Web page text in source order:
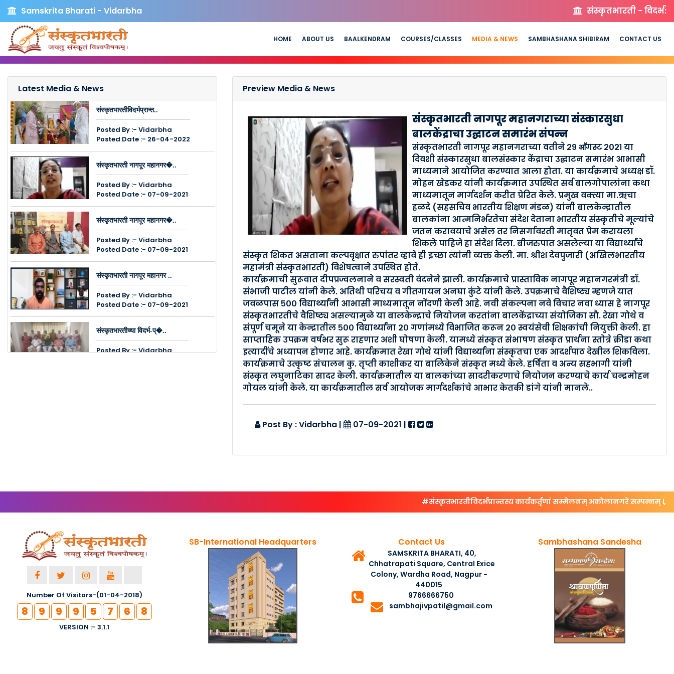
Samskrita Bharati - Vidarbha संस्कृतभारती - विदर्भ:
HOME ABOUT US BAALKENDRAM COURSES/CLASSES MEDIA & NEWS SAMBHASHANA SHIBIRAM CONTACT US
Latest Media & News
संस्कृतभारतीविदर्भप्रान्त..
Posted By :- Vidarbha
Posted Date :- 26-04-2022
संस्कृतभारती नागपूर महानगर�..
Posted By :- Vidarbha
Posted Date :- 07-09-2021
संस्कृतभारती नागपूर महानगर�..
Posted By :- Vidarbha
Posted Date :- 07-09-2021
संस्कृतभारती नागपूर महानगर ..
Posted By :- Vidarbha
Posted Date :- 07-09-2021
संस्कृतभारतीच्या विदर्भ-प्�..
Posted By :- Vidarbha
Preview Media & News
संस्कृतभारती नागपूर महानगराच्या संस्कारसुधा
बालकेंद्राचा उद्घाटन समारंभ संपन्न
संस्कृतभारती नागपूर महानगराच्या वतीने २९ आॕगस्ट २०२१ या
दिवशी संस्कारसुधा बालसंस्कार केंद्राचा उद्घाटन समारंभ आभासी
माध्यमाने आयोजित करण्यात आला होता. या कार्यक्रमाचे अध्यक्ष डॉ.
मोहन खेडकर यांनी कार्यक्रमात उपस्थित सर्व बालगोपालांना कथा
माध्यमातून मार्गदर्शन करीत प्रेरित केले. प्रमुख वक्त्या मा.ऋचा
हळदे (सहसचिव भारतीय शिक्षण मंडळ) यांनी बालकेन्द्रातील
बालकांना आत्मनिर्भरतेचा संदेश देताना भारतीय संस्कृतीचे मूल्यांचे
जतन करावयाचे असेल तर निसर्गावरती मातृवत प्रेम करायला
शिकले पाहिजे हा संदेश दिला. बीजरुपात असलेल्या या विद्यार्थ्यांचे
संस्कृत शिकत असताना कल्पवृक्षात रुपांतर व्हावे ही इच्छा त्यांनी व्यक्त केली. मा. श्रीश देवपुजारी (अखिलभारतीय
महामंत्री संस्कृतभारती) विशेषत्वाने उपस्थित होते.
कार्यक्रमाची सुरूवात दीपप्रज्वलनाने व सरस्वती वंदनेने झाली. कार्यक्रमाचे प्रास्ताविक नागपूर महानगरमंत्री डॉ.
संभाजी पाटील यांनी केले. अतिथी परिचय व गीतगायन अनघा कुंटे यांनी केले. उपक्रमाचे वैशिष्ट्य म्हणजे यात
जवळपास ५०० विद्यार्थ्यांनी आभासी माध्यमातून नोंदणी केली आहे. नवी संकल्पना नवे विचार नवा ध्यास हे नागपूर
संस्कृतभारतीचे वैशिष्ट्य असल्यामुळे या बालकेन्द्राचे नियोजन करतांना बालकेंद्राच्या संयोजिका सौ. रेखा गोथे व
संपूर्ण चमूने या केन्द्रातील ५०० विद्यार्थ्यांना २० गणांमध्ये विभाजित करून २० स्वयंसेवी शिक्षकांची नियुक्ती केली. हा
साप्ताहिक उपक्रम वर्षभर सुरू राहणार अशी घोषणा केली. यामध्ये संस्कृत संभाषण संस्कृत प्रार्थना स्तोत्रे क्रीडा कथा
इत्यादींचे अध्यापन होणार आहे. कार्यक्रमात रेखा गोथे यांनी विद्यार्थ्यांना संस्कृतचा एक आदर्शपाठ देखील शिकविला.
कार्यक्रमाचे उत्कृष्ट संचालन कु. तृप्ती काशीकर या बालिकेने संस्कृत मध्ये केले. हर्षिता व अन्य सहभागी यांनी
संस्कृत लघुनाटिका सादर केली. कार्यक्रमातील या बालकांच्या सादरीकरणाचे नियोजन करण्याचे कार्य चन्द्रमोहन
गोयल यांनी केले. या कार्यक्रमातील सर्व आयोजक मार्गदर्शकांचे आभार केतकी डांगे यांनी मानले..
Post By : Vidarbha | 07-09-2021 |
#संस्कृतभारतीविदर्भप्रान्तस्य कार्यकर्तृणां‍‍‌ सम्मेलनम् अकोलानगरे सम्पन्नम् ।,
Number Of Visitors-(01-04-2018)
8 9 9 9 5 7 6 8
VERSION :- 3.1.1
SB-International Headquarters Contact Us
SAMSKRITA BHARATI, 40,
Chhatrapati Square, Central Exice
Colony, Wardha Road, Nagpur -
440015
9766666750
sambhajivpatil@gmail.com
Sambhashana Sandesha